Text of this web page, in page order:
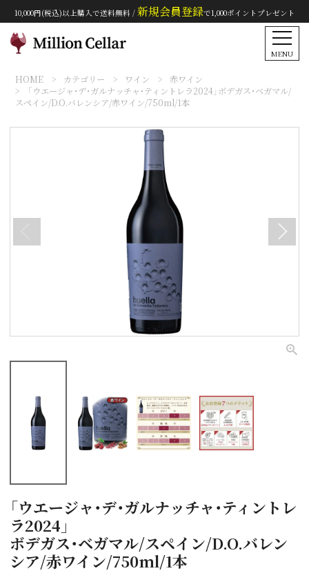
10,000円(税込)以上購入で送料無料 / 新規会員登録で1,000ポイントプレゼント
MENU
HOME カテゴリー ワイン
赤ワイン
「ウエージャ・デ・ガルナッチャ・ティントレラ2024」ボデガス・ベガマル/
スペイン/D.O.バレンシア/赤ワイン/750ml/1本
「ウエージャ・デ・ガルナッチャ・ティントレ
ラ2024」
ボデガス・ベガマル/スペイン/D.O.バレン
シア/赤ワイン/750ml/1本